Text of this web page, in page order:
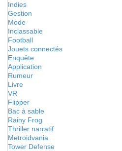
Indies
Gestion
Mode
Inclassable
Football
Jouets connectés
Enquête
Application
Rumeur
Livre
VR
Flipper
Bac à sable
Rainy Frog
Thriller narratif
Metroidvania
Tower Defense